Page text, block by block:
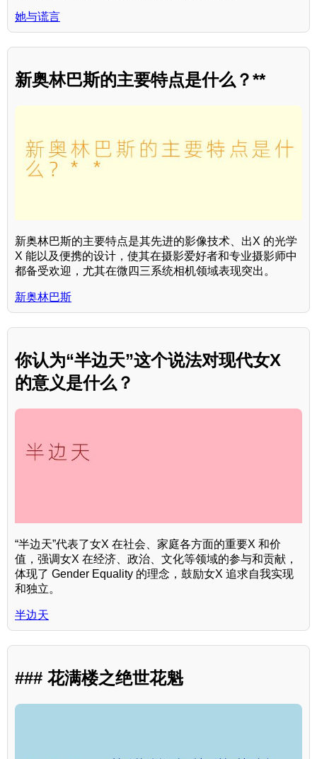
她与谎言
新奥林巴斯的主要特点是什么？**
新奥林巴斯的主要特点是其先进的影像技术、出X 的光学
X 能以及便携的设计，使其在摄影爱好者和专业摄影师中
都备受欢迎，尤其在微四三系统相机领域表现突出。
新奥林巴斯
你认为“半边天”这个说法对现代女X
的意义是什么？
“半边天”代表了女X 在社会、家庭各方面的重要X 和价
值，强调女X 在经济、政治、文化等领域的参与和贡献，
体现了 Gender Equality 的理念，鼓励女X 追求自我实现
和独立。
半边天
### 花满楼之绝世花魁